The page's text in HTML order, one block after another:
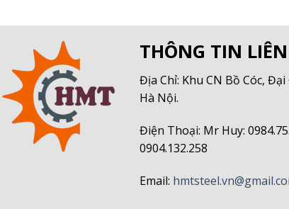
THÔNG TIN
Địa Chỉ: Khu CN Bồ Cóc,
Hà Nội.
Điện Thoại: Mr Huy:
0904.132.258
Email: